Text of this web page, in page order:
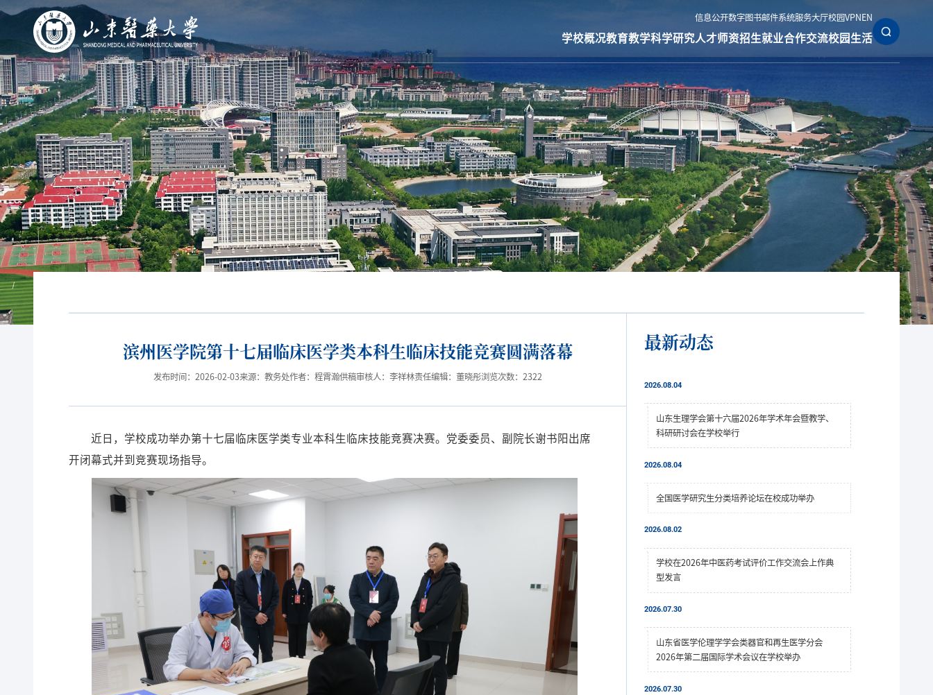
信息公开数字图书邮件系统服务大厅校园VPN EN
学校概况教育教学科学研究人才师资招生就业合作交流校园生活
滨州医学院第十七届临床医学类本科生临床技能竞赛圆满落幕
发布时间：2026-02-03来源：教务处作者：程霄瀚供稿审核人：李祥林责任编辑：董晓彤浏览次数： 2322
近日，学校成功举办第十七届临床医学类专业本科生临床技能竞赛决赛。党委委员、副院长谢书阳出席
开闭幕式并到竞赛现场指导。
最新动态
2026.08.04
山东生理学会第十六届2026年学术年会暨教学、
科研研讨会在学校举行
2026.08.04
全国医学研究生分类培养论坛在校成功举办
2026.08.02
学校在2026年中医药考试评价工作交流会上作典
型发言
2026.07.30
山东省医学伦理学学会类器官和再生医学分会
2026年第二届国际学术会议在学校举办
2026.07.30